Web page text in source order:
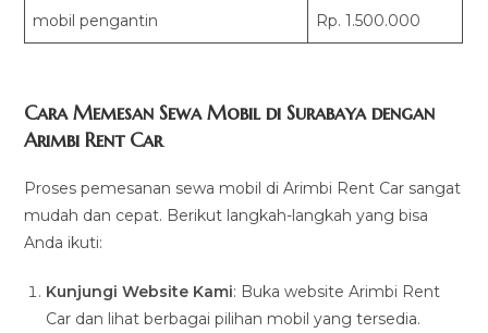
mobil pengantin Rp. 1.500.000
Cara Memesan Sewa Mobil di Surabaya dengan
Arimbi Rent Car
Proses pemesanan sewa mobil di Arimbi Rent Car sangat
mudah dan cepat. Berikut langkah-langkah yang bisa
Anda ikuti:
Kunjungi Website Kami: Buka website Arimbi Rent
Car dan lihat berbagai pilihan mobil yang tersedia.